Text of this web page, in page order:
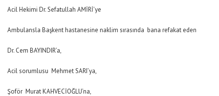
Acil Hekimi Dr. Sefatullah AMİRİ’ye
Ambulansla Başkent hastanesine naklim sırasında bana refakat eden
Dr. Cem BAYINDIR’a,
Acil sorumlusu Mehmet SARI’ya,
Şoför Murat KAHVECİOĞLU’na,